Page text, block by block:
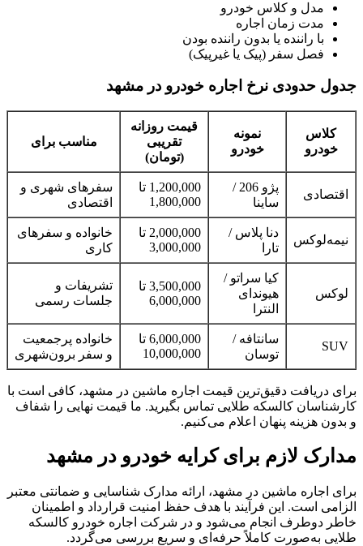
مدل و کلاس خودرو
مدت زمان اجاره
با راننده یا بدون راننده بودن
فصل سفر (پیک یا غیرپیک)
جدول حدودی نرخ اجاره خودرو در مشهد
کلاس
خودرو
نمونه
خودرو
قیمت روزانه
تقریبی
(تومان)
مناسب برای
اقتصادی
پژو 206 /
ساینا
1,200,000 تا
1,800,000
سفرهای شهری و
اقتصادی
نیمه‌لوکس
دنا پلاس /
تارا
2,000,000 تا
3,000,000
خانواده و سفرهای
کاری
لوکس
کیا سراتو /
هیوندای
النترا
3,500,000 تا
6,000,000
تشریفات و
جلسات رسمی
SUV
سانتافه /
توسان
6,000,000 تا
10,000,000
خانواده پرجمعیت
و سفر برون‌شهری
برای دریافت دقیق‌ترین قیمت اجاره ماشین در مشهد، کافی است با
کارشناسان کالسکه طلایی تماس بگیرید. ما قیمت نهایی را شفاف
و بدون هزینه پنهان اعلام می‌کنیم.
مدارک لازم برای کرایه خودرو در مشهد
برای اجاره ماشین در مشهد، ارائه مدارک شناسایی و ضمانتی معتبر
الزامی است. این فرآیند با هدف حفظ امنیت قرارداد و اطمینان
خاطر دوطرف انجام می‌شود و در شرکت اجاره خودرو کالسکه
طلایی به‌صورت کاملاً حرفه‌ای و سریع بررسی می‌گردد.